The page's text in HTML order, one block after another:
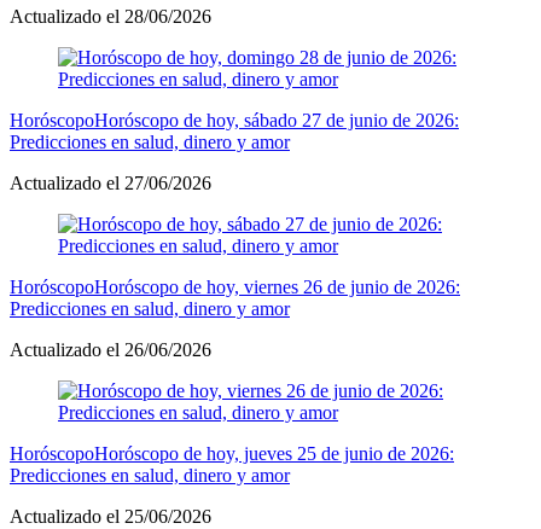
Actualizado el 28/06/2026
HoróscopoHoróscopo de hoy, sábado 27 de junio de 2026:
Predicciones en salud, dinero y amor
Actualizado el 27/06/2026
HoróscopoHoróscopo de hoy, viernes 26 de junio de 2026:
Predicciones en salud, dinero y amor
Actualizado el 26/06/2026
HoróscopoHoróscopo de hoy, jueves 25 de junio de 2026:
Predicciones en salud, dinero y amor
Actualizado el 25/06/2026